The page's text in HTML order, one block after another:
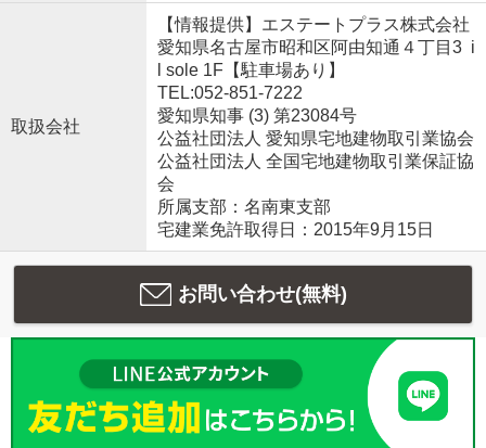
取扱会社
【情報提供】エステートプラス株式会社
愛知県名古屋市昭和区阿由知通４丁目3 i
l sole 1F【駐車場あり】
TEL:052-851-7222
愛知県知事 (3) 第23084号
公益社団法人 愛知県宅地建物取引業協会
公益社団法人 全国宅地建物取引業保証協
会
所属支部：名南東支部
宅建業免許取得日：2015年9月15日
お問い合わせ(無料)